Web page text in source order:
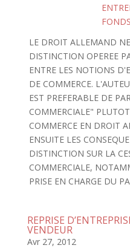
LE DROIT ALLEMAND
DISTINCTION OPEREE
ENTRE LES NOTIONS
DE COMMERCE.
EST PREFERABLE DE
COMMERCIALE"
COMMERCE EN DROIT
ENSUITE LES
DISTINCTION SUR LA
COMMERCIALE,
PRISE EN CHARGE DU
REPRISE
VENDEUR
Avr 27, 2012